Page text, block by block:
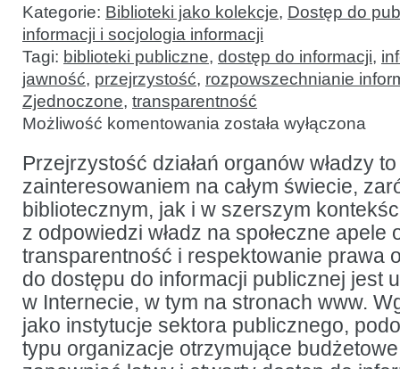
Kategorie: Biblioteki jako kolekcje, Dostęp do
informacji i socjologia informacji
Tagi: biblioteki publiczne, dostęp do informacji,
jawność, przejrzystość, rozpowszechnianie
Zjednoczone, transparentność
Możliwość komentowania Zarządzanie
bibliotekami
a realizacja
polityki
przejrzystości
na stronach
www
została wyłączona
Przejrzystość działań organów władzy
zainteresowaniem na całym świecie,
bibliotecznym, jak i w szerszym
z odpowiedzi władz na społeczne apele
transparentność i respektowanie prawa
do dostępu do informacji publicznej jest
w Internecie, w tym na stronach www.
jako instytucje sektora publicznego,
typu organizacje otrzymujące